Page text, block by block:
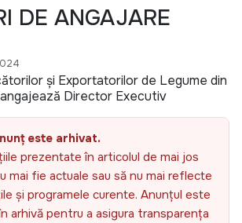
DE ANGAJARE
și Exportatorilor de Legume din
Director Executiv
este arhivat.
prezentate în articolul de mai jos
mai fie actuale sau să nu mai reflecte
și programele curente. Anunțul este
arhivă pentru a asigura transparența